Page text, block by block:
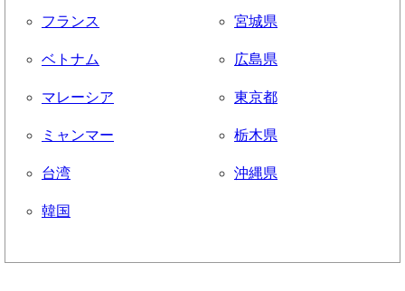
宮城県
広島県
東京都
栃木県
沖縄県
フランス
ベトナム
マレーシア
ミャンマー
台湾
韓国